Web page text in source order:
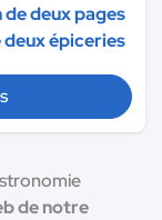
deux pages
épiceries
de notre